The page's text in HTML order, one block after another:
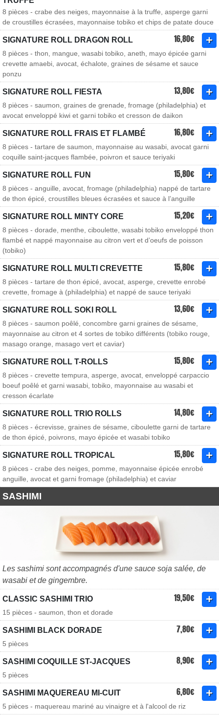
8 pièces - crabe des neiges, mayonnaise à la truffe, asperge garni
de croustilles écrasées, mayonnaise tobiko et chips de patate douce
SIGNATURE ROLL DRAGON ROLL 16,80€
8 pièces - thon, mangue, wasabi tobiko, aneth, mayo épicée garni
crevette amaebi, avocat, échalote, graines de sésame et sauce
ponzu
SIGNATURE ROLL FIESTA 13,80€
8 pièces - saumon, graines de grenade, fromage (philadelphia) et
avocat enveloppé kiwi et garni tobiko et cresson de daikon
SIGNATURE ROLL FRAIS ET FLAMBÉ 16,80€
8 pièces - tartare de saumon, mayonnaise au wasabi, avocat garni
coquille saint-jacques flambée, poivron et sauce teriyaki
SIGNATURE ROLL FUN 15,80€
8 pièces - anguille, avocat, fromage (philadelphia) nappé de tartare
de thon épicé, croustilles bleues écrasées et sauce à l’anguille
SIGNATURE ROLL MINTY CORE 15,20€
8 pièces - dorade, menthe, ciboulette, wasabi tobiko enveloppé thon
flambé et nappé mayonnaise au citron vert et d’oeufs de poisson
(tobiko)
SIGNATURE ROLL MULTI CREVETTE 15,80€
8 pièces - tartare de thon épicé, avocat, asperge, crevette enrobé
crevette, fromage à (philadelphia) et nappé de sauce teriyaki
SIGNATURE ROLL SOKI ROLL 13,60€
8 pièces - saumon poêlé, concombre garni graines de sésame,
mayonnaise au citron et 4 sortes de tobiko différents (tobiko rouge,
masago orange, masago vert et caviar)
SIGNATURE ROLL T-ROLLS 15,80€
8 pièces - crevette tempura, asperge, avocat, enveloppé carpaccio
boeuf poêlé et garni wasabi, tobiko, mayonnaise au wasabi et
cresson écarlate
SIGNATURE ROLL TRIO ROLLS 14,80€
8 pièces - écrevisse, graines de sésame, ciboulette garni de tartare
de thon épicé, poivrons, mayo épicée et wasabi tobiko
SIGNATURE ROLL TROPICAL 15,80€
8 pièces - crabe des neiges, pomme, mayonnaise épicée enrobé
anguille, avocat et garni fromage (philadelphia) et caviar
SASHIMI
Les sashimi sont accompagnés d'une sauce soja salée, de
wasabi et de gingembre.
CLASSIC SASHIMI TRIO 19,50€
15 pièces - saumon, thon et dorade
SASHIMI BLACK DORADE 7,80€
5 pièces
SASHIMI COQUILLE ST-JACQUES 8,90€
5 pièces
SASHIMI MAQUEREAU MI-CUIT 6,80€
5 pièces - maquereau mariné au vinaigre et à l'alcool de riz